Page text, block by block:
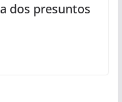
dos presuntos